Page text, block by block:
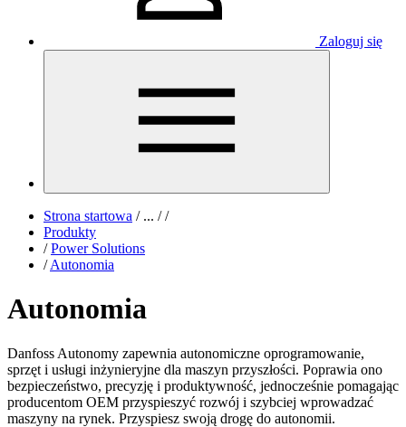
Zaloguj się
Strona startowa /... / /
Produkty
/ Power Solutions
/ Autonomia
Autonomia
Danfoss Autonomy zapewnia autonomiczne oprogramowanie,
sprzęt i usługi inżynieryjne dla maszyn przyszłości. Poprawia ono
bezpieczeństwo, precyzję i produktywność, jednocześnie pomagając
producentom OEM przyspieszyć rozwój i szybciej wprowadzać
maszyny na rynek. Przyspiesz swoją drogę do autonomii.